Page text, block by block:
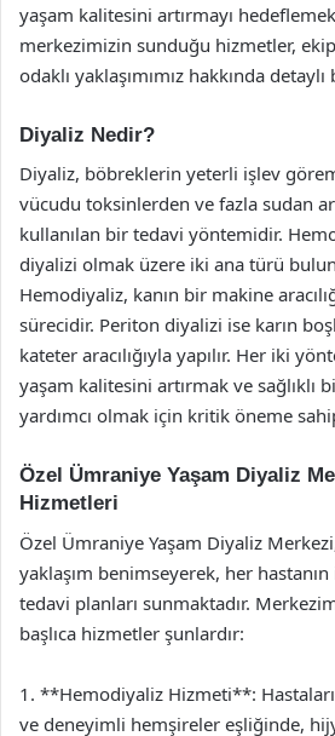
yaşam kalitesini artırmayı
merkezimizin sunduğu hizmetler,
odaklı yaklaşımımız hakkında
Diyaliz Nedir?
Diyaliz, böbreklerin yeterli işlev
vücudu toksinlerden ve fazla sudan
kullanılan bir tedavi yöntemidir.
diyalizi olmak üzere iki ana türü
Hemodiyaliz, kanın bir makine
sürecidir. Periton diyalizi ise karın
kateter aracılığıyla yapılır. Her iki
yaşam kalitesini artırmak ve sağlıklı
yardımcı olmak için kritik öneme
Özel Ümraniye Yaşam Diyaliz
Hizmetleri
Özel Ümraniye Yaşam Diyaliz
yaklaşım benimseyerek, her
tedavi planları sunmaktadır.
başlıca hizmetler şunlardır:
1. **Hemodiyaliz Hizmeti**:
ve deneyimli hemşireler eşliğinde,